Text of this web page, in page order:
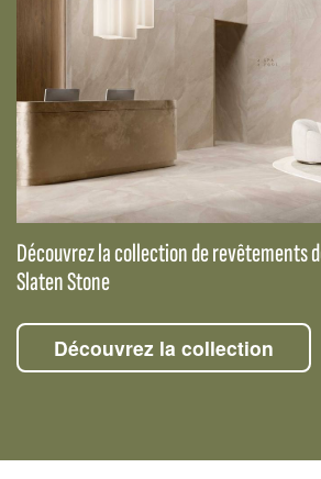
Découvrez la collection de revêtements
Slaten Stone
Découvrez la collection